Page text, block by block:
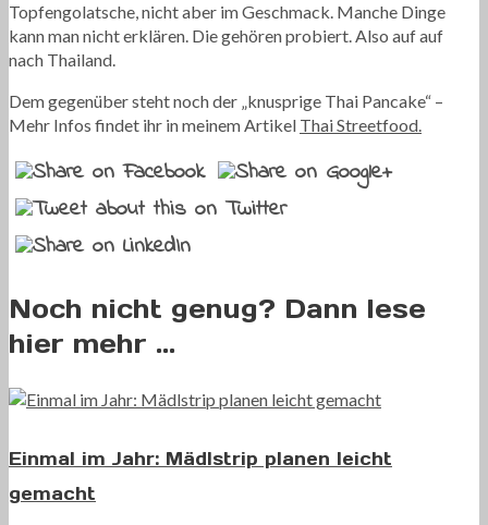
Topfengolatsche, nicht aber im Geschmack. Manche Dinge
kann man nicht erklären. Die gehören probiert. Also auf auf
nach Thailand.
Dem gegenüber steht noch der „knusprige Thai Pancake“ –
Mehr Infos findet ihr in meinem Artikel Thai Streetfood.
Noch nicht genug? Dann lese
hier mehr ...
Einmal im Jahr: Mädlstrip planen leicht
gemacht